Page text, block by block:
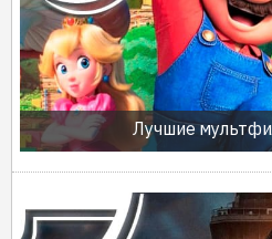
Лучшие